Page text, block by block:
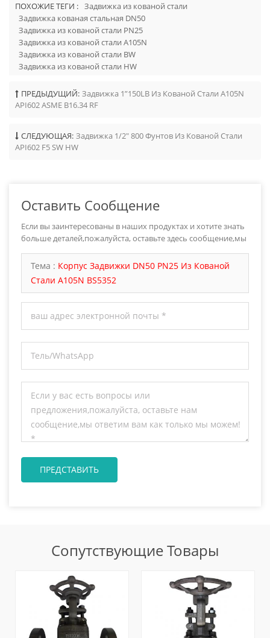
ПОХОЖИЕ ТЕГИ : Задвижка из кованой стали
Задвижка кованая стальная DN50
Задвижка из кованой стали PN25
Задвижка из кованой стали A105N
Задвижка из кованой стали BW
Задвижка из кованой стали HW
ПРЕДЫДУЩИЙ: Задвижка 1”150LB Из Кованой Стали A105N
API602 ASME B16.34 RF
СЛЕДУЮЩАЯ: Задвижка 1/2" 800 Фунтов Из Кованой Стали
API602 F5 SW HW
Оставить Сообщение
Если вы заинтересованы в наших продуктах и хотите знать
больше деталей,пожалуйста, оставьте здесь сообщение,мы
Тема : Корпус Задвижки DN50 PN25 Из Кованой
Стали A105N BS5352
Сопутствующие Товары